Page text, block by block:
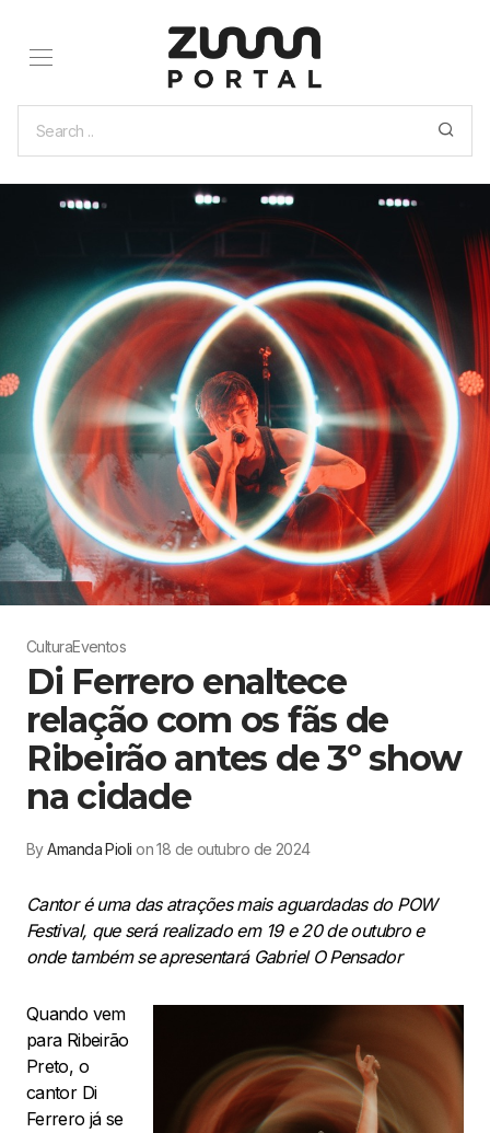
CulturaEventos
Di Ferrero enaltece
relação com os fãs de
Ribeirão antes de 3º show
na cidade
ByAmanda Pioli on 18 de outubro de 2024
Cantor é uma das atrações mais aguardadas do POW
Festival, que será realizado em 19 e 20 de outubro e
onde também se apresentará Gabriel O Pensador
Quando vem
para Ribeirão
Preto, o
cantor Di
Ferrero já se